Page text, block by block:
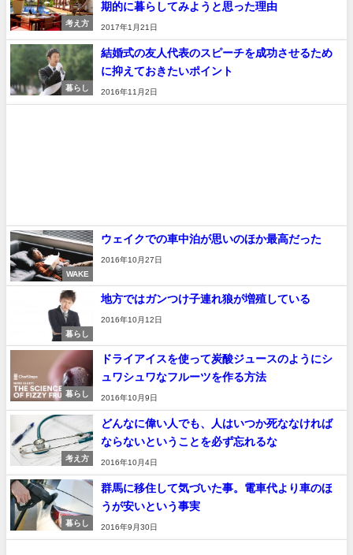
考え方
期的に暮らしてみようと思った理由
2017年1月21日
暮らし
結婚式の友人代表のスピーチを成功させるため
に抑えておきたいポイント
2016年11月2日
WAKE
ウェイクでの車中泊が思いのほか最高だった
2016年10月27日
暮らし
地方ではガンつけ子連れ狼が増殖している
2016年10月12日
暮らし
ドライアイスを使って炭酸ジュースのようにシ
ュワシュワなフルーツを作る方法
2016年10月9日
考え方
どんなに偉い人でも、人はいつか死ななければ
ならないということを必ず忘れるな
2016年10月4日
暮らし
群馬に移住して気づいた事。電車代より車のほ
うが安いという事実
2016年9月30日